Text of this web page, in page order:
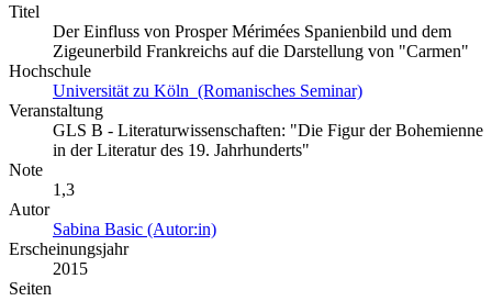
Titel
Der Einfluss von Prosper Mérimées Spanienbild und dem
Zigeunerbild Frankreichs auf die Darstellung von "Carmen"
Hochschule
Universität zu Köln (Romanisches Seminar)
Veranstaltung
GLS B - Literaturwissenschaften: "Die Figur der Bohemienne
in der Literatur des 19. Jahrhunderts"
Note
1,3
Autor
Sabina Basic (Autor:in)
Erscheinungsjahr
2015
Seiten